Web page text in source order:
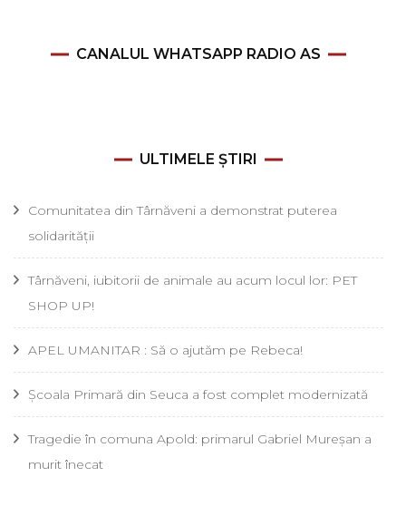
CANALUL WHATSAPP RADIO AS
ULTIMELE ȘTIRI
Comunitatea din Târnăveni a demonstrat puterea
solidarității
Târnăveni, iubitorii de animale au acum locul lor: PET
SHOP UP!
APEL UMANITAR : Să o ajutăm pe Rebeca!
Școala Primară din Seuca a fost complet modernizată
Tragedie în comuna Apold: primarul Gabriel Mureșan a
murit înecat